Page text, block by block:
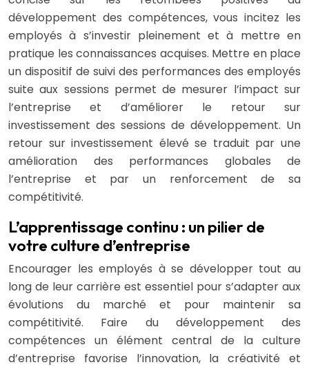
développement des compétences, vous incitez les
employés à s’investir pleinement et à mettre en
pratique les connaissances acquises. Mettre en place
un dispositif de suivi des performances des employés
suite aux sessions permet de mesurer l’impact sur
l’entreprise et d’améliorer le retour sur
investissement des sessions de développement. Un
retour sur investissement élevé se traduit par une
amélioration des performances globales de
l’entreprise et par un renforcement de sa
compétitivité.
L’apprentissage continu : un pilier de
votre culture d’entreprise
Encourager les employés à se développer tout au
long de leur carrière est essentiel pour s’adapter aux
évolutions du marché et pour maintenir sa
compétitivité. Faire du développement des
compétences un élément central de la culture
d’entreprise favorise l’innovation, la créativité et